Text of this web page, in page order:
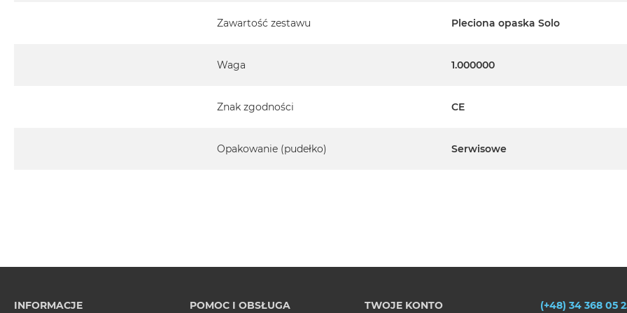
Zawartość zestawu Pleciona opaska Solo
Waga 1.000000
Znak zgodności CE
Opakowanie (pudełko) Serwisowe
INFORMACJE POMOC I OBSŁUGA TWOJE KONTO (+48) 34 368 05